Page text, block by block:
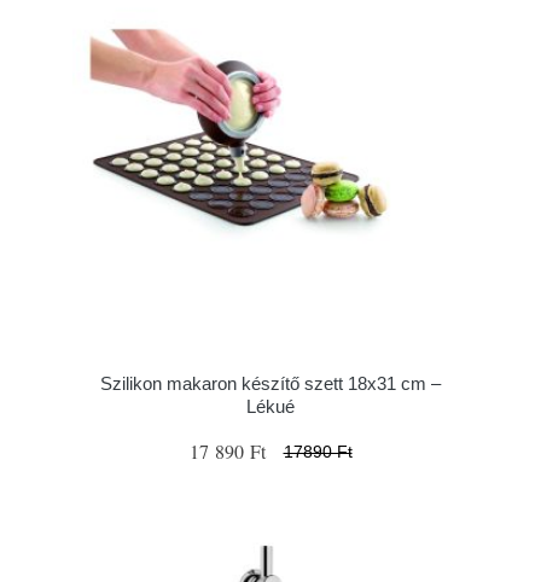
Szilikon makaron készítő szett 18x31 cm –
Lékué
17 890 Ft 17890 Ft